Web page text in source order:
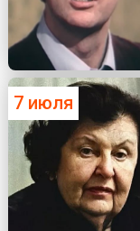
7 июля